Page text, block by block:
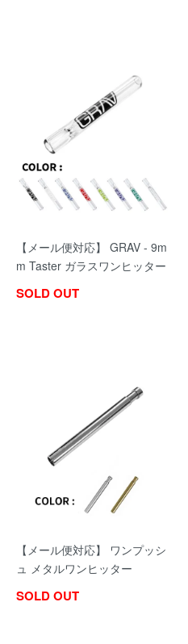
【メール便対応】 GRAV - 9m
m Taster ガラスワンヒッター
SOLD OUT
【メール便対応】 ワンプッシ
ュ メタルワンヒッター
SOLD OUT